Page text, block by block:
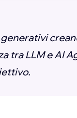
tra LLM e AI